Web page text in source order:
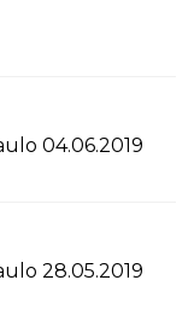
04.06.2019
28.05.2019